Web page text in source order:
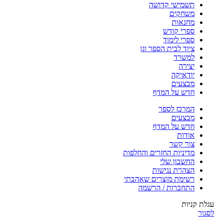
תשמישי קדושה
משחקים
מחנאות
ספרי קודש
ספרי לימוד
ציוד לבית הספר וגן
למשרד
יצירה
יודאיקה
מבצעים
חדש על המדף
המרכז לספר
מבצעים
חדש על המדף
אודות
צור קשר
מדיניות החזרים והחלפות
החשבון שלי
הצהרת נגישות
רשימת מוצרים שאהבתי
התחברות / הרשמה
עגלת קניות
לסגור